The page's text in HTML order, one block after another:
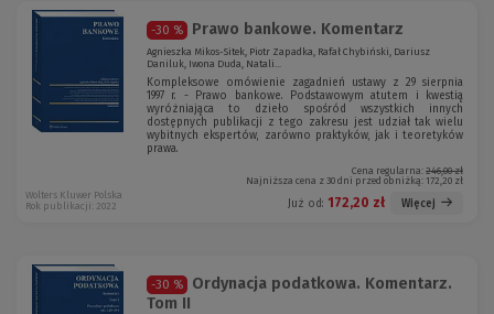
-30 % Prawo bankowe. Komentarz
Agnieszka Mikos-Sitek, Piotr Zapadka, Rafał Chybiński, Dariusz
Daniluk, Iwona Duda, Natali...
Kompleksowe omówienie zagadnień ustawy z 29 sierpnia
1997 r. - Prawo bankowe. Podstawowym atutem i kwestią
wyróżniająca to dzieło spośród wszystkich innych
dostępnych publikacji z tego zakresu jest udział tak wielu
wybitnych ekspertów, zarówno praktyków, jak i teoretyków
prawa.
Cena regularna: 246,00 zł
Najniższa cena z 30 dni przed obniżką: 172,20 zł
Już od: 172,20 zł Więcej
Wolters Kluwer Polska
Rok publikacji: 2022
-30 %
Ordynacja podatkowa. Komentarz.
Tom II